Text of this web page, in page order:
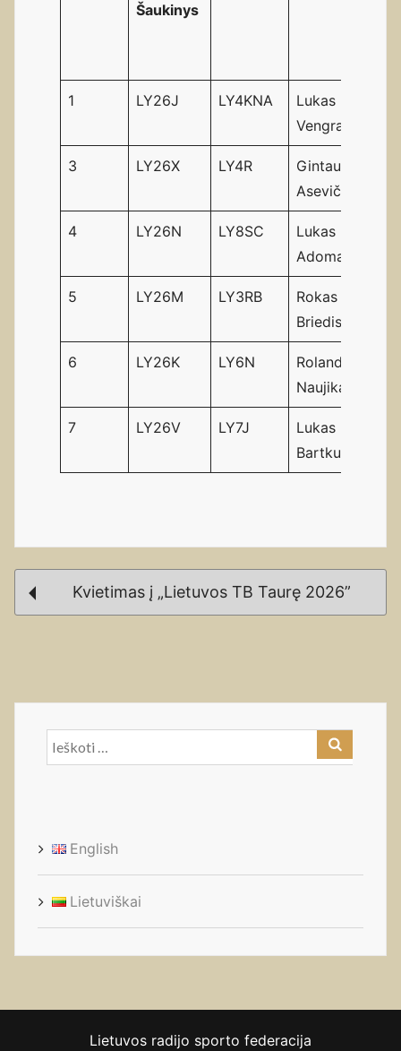
Šaukinys
1 LY26J LY4KNA
Lukas
Vengras
3 LY26X LY4R
Gintautas
Asevičius
4 LY26N LY8SC
Lukas
Adomas
5 LY26M LY3RB
Rokas
Briedis
6 LY26K LY6N
Rolandas
Naujikas
7 LY26V LY7J
Lukas
Bartkus
Post
navigation
Kvietimas į „Lietuvos TB Taurę 2026”
Ieškoti:
English
Lietuviškai
Lietuvos radijo sporto federacija